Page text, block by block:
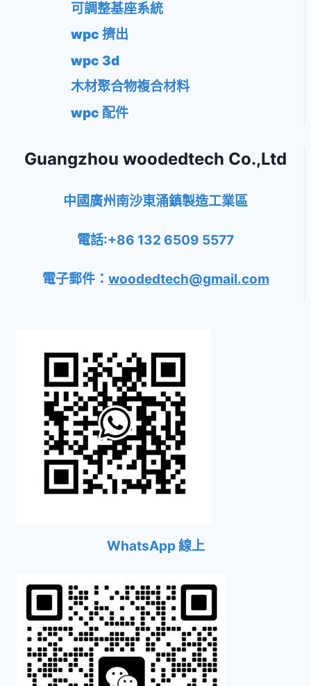
可調整基座系統
wpc 擠出
wpc 3d
木材聚合物複合材料
wpc 配件
Guangzhou woodedtech Co.,Ltd
中國廣州南沙東涌鎮製造工業區
電話:+86 132 6509 5577
電子郵件： woodedtech@gmail.com
WhatsApp 線上